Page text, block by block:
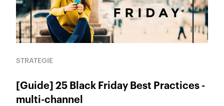
STRATEGIE
[Guide] 25 Black Friday Best Practices -
multi-channel